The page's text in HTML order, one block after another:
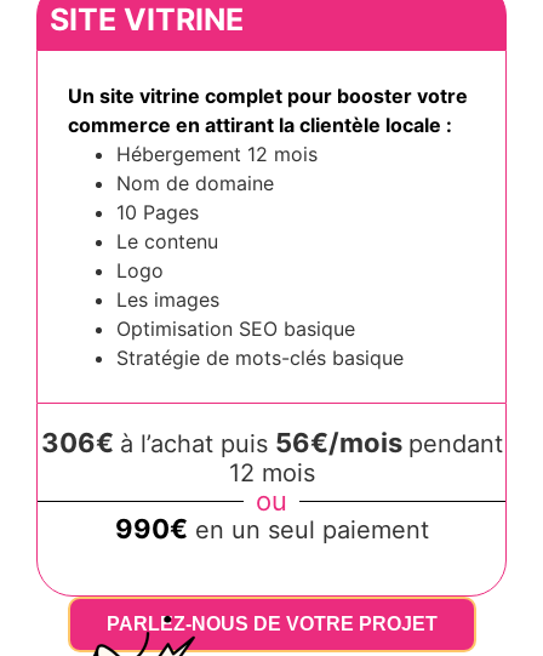
SITE VITRINE
Un site vitrine complet pour booster votre
commerce en attirant la clientèle locale :
Hébergement 12 mois
Nom de domaine
10 Pages
Le contenu
Logo
Les images
Optimisation SEO basique
Stratégie de mots-clés basique
306€ à l’achat puis 56€/mois pendant
12 mois
ou
990€ en un seul paiement
PARLEZ-NOUS DE VOTRE PROJET